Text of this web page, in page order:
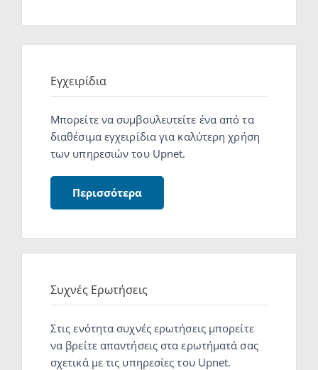
Εγχειρίδια
Μπορείτε να συμβουλευτείτε ένα από τα
διαθέσιμα εγχειρίδια για καλύτερη χρήση
των υπηρεσιών του Upnet.
Περισσότερα
Συχνές Ερωτήσεις
Στις ενότητα συχνές ερωτήσεις μπορείτε
να βρείτε απαντήσεις στα ερωτήματά σας
σχετικά με τις υπηρεσίες του Upnet.